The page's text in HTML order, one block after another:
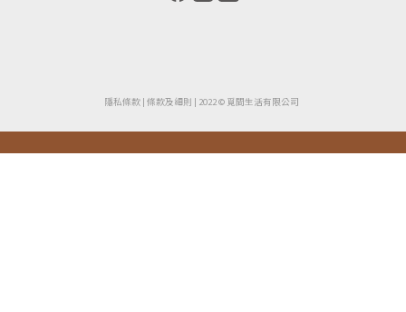
隱私條款| ​ 條款及細則 | 2022 © 覓間生活有限公司